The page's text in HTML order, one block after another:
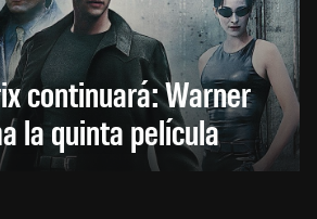
continuará: Warner
la quinta película